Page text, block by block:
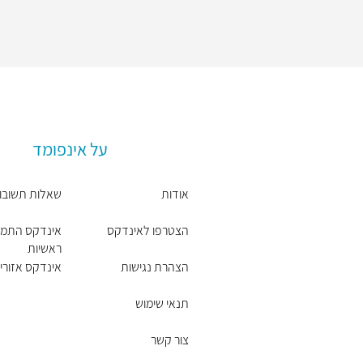
על אינפומד
אודות
הצטרפו לאינדקס
הצהרת נגישות
תנאי שימוש
צור קשר
שאלות
אינדקס
ראשיות
אינדקס